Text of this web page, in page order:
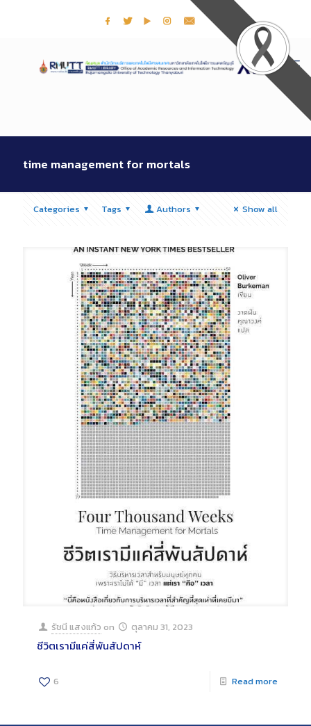
time management for mortals
Categories Tags Authors Show all
รัชนี แสงแก้ว on ตุลาคม 31, 2023
ชีวิตเรามีแค่สี่พันสัปดาห์
6 Read more